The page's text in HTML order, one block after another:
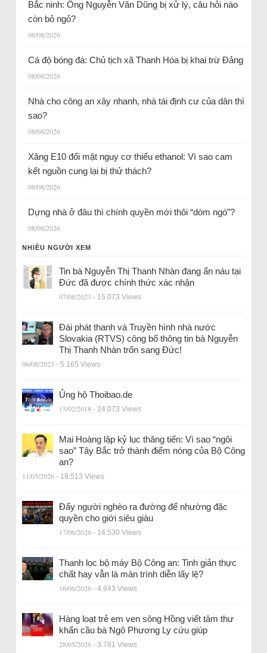
Bắc ninh: Ông Nguyễn Văn Dũng bị xử lý, câu hỏi nào
còn bỏ ngỏ?
08/08/2026
Cá độ bóng đá: Chủ tịch xã Thanh Hóa bị khai trừ Đảng
08/08/2026
Nhà cho công an xây nhanh, nhà tái định cư của dân thì
sao?
08/08/2026
Xăng E10 đối mặt nguy cơ thiếu ethanol: Vì sao cam
kết nguồn cung lại bị thử thách?
08/08/2026
Dựng nhà ở đâu thì chính quyền mới thôi “dòm ngó”?
08/08/2026
NHIỀU NGƯỜI XEM
Tin bà Nguyễn Thị Thanh Nhàn đang ẩn náu tại
Đức đã được chính thức xác nhận
07/08/2023 - 15.073 Views
Đài phát thanh và Truyền hình nhà nước
Slovakia (RTVS) công bố thông tin bà Nguyễn
Thị Thanh Nhàn trốn sang Đức!
06/08/2023 - 5.165 Views
Ủng hộ Thoibao.de
15/02/2018 - 24.073 Views
Mai Hoàng lập kỷ lục thăng tiến: Vì sao “ngôi
sao” Tây Bắc trở thành điểm nóng của Bộ Công
an?
11/05/2026 - 18.513 Views
Đẩy người nghèo ra đường để nhường đặc
quyền cho giới siêu giàu
17/06/2026 - 14.530 Views
Thanh lọc bộ máy Bộ Công an: Tinh giản thực
chất hay vẫn là màn trình diễn lấy lệ?
16/06/2026 - 4.943 Views
Hàng loạt trẻ em ven sông Hồng viết tâm thư
khẩn cầu bà Ngô Phương Ly cứu giúp
28/05/2026 - 3.781 Views